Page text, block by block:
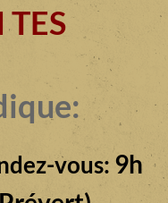
vous: 9h